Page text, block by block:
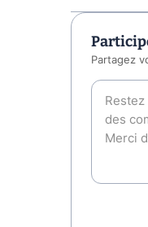
Partagez